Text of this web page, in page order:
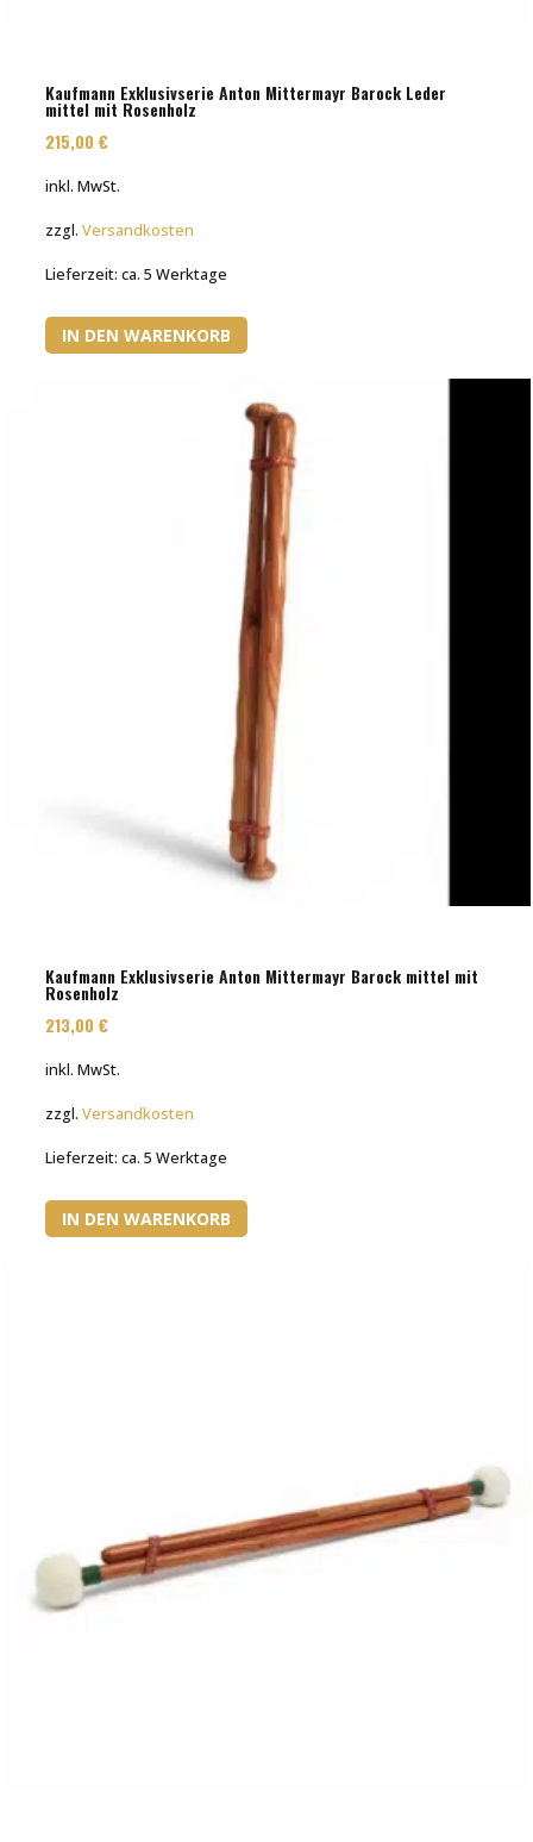
Kaufmann Exklusivserie Anton Mittermayr Barock Leder
mittel mit Rosenholz
215,00€
inkl. MwSt.
zzgl.Versandkosten
Lieferzeit:ca. 5 Werktage
IN DEN WARENKORB
Kaufmann Exklusivserie Anton Mittermayr Barock mittel mit
Rosenholz
213,00€
inkl. MwSt.
zzgl.Versandkosten
Lieferzeit:ca. 5 Werktage
IN DEN WARENKORB